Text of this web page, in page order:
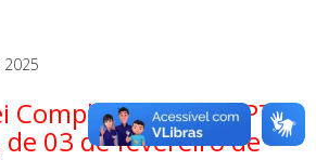
2025
Complementar CMPT
03 de fevereiro de